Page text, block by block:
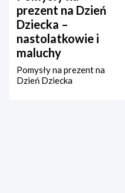
prezent na Dzień
Dziecka –
nastolatkowie i
maluchy
Pomysły na prezent na
Dzień Dziecka